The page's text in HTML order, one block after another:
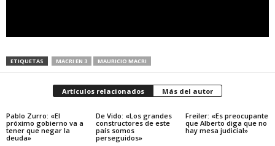
ETIQUETAS MACRI EN 3 MAURICIO MACRI
Artículos relacionados Más del autor
Pablo Zurro: «El
próximo gobierno va a
tener que negar la
deuda»
De Vido: «Los grandes
constructores de este
país somos
perseguidos»
Freiler: «Es preocupante
que Alberto diga que no
hay mesa judicial»